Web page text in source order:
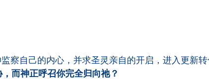
察自己的内心，并求圣灵亲自的开启，进入更新转
而神正呼召你完全归向祂？